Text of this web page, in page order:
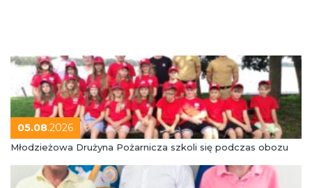
05.08.2026
Młodzieżowa Drużyna Pożarnicza szkoli się podczas obozu